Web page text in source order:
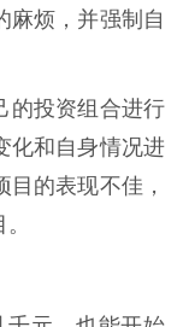
麻烦，并强制自
的投资组合进行
化和自身情况进
的表现不佳，